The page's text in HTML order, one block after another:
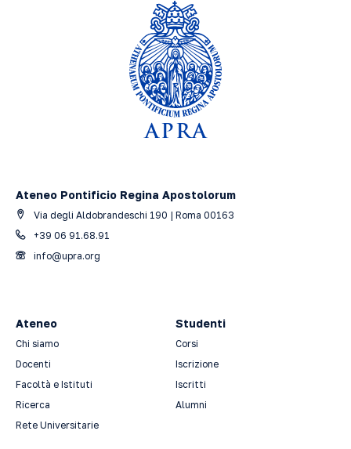
Ateneo Pontificio Regina Apostolorum
Via degli Aldobrandeschi 190 | Roma 00163
+39 06 91.68.91
info@upra.org
Ateneo
Chi siamo
Docenti
Facoltà e Istituti
Ricerca
Rete Universitarie
Studenti
Corsi
Iscrizione
Iscritti
Alumni